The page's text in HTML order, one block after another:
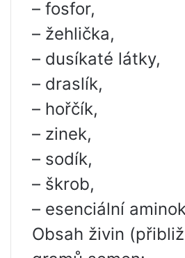
– fosfor,
– žehlička,
– dusíkaté látky,
– draslík,
– hořčík,
– zinek,
– sodík,
– škrob,
– esenciální
Obsah živin